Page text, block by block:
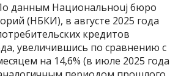
данным Национальноuj бюро
(НБКИ), в августе 2025 года
кредитов
увеличившись по сравнению с
на 14,6% (в июле 2025 года